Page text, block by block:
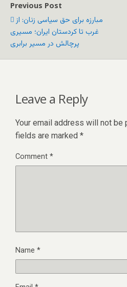
Previous Post
مبارزه برای حق سیاسی زنان: از
غرب تا کردستان ایران؛ مسیری
پرچالش در مسیر برابری
Leave a Reply
Your email address will not be
fields are marked *
Comment*
Name *